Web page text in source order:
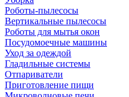
Роботы-пылесосы
Вертикальные пылесосы
Роботы для мытья окон
Посудомоечные машины
Уход за одеждой
Гладильные системы
Отпариватели
Приготовление пищи